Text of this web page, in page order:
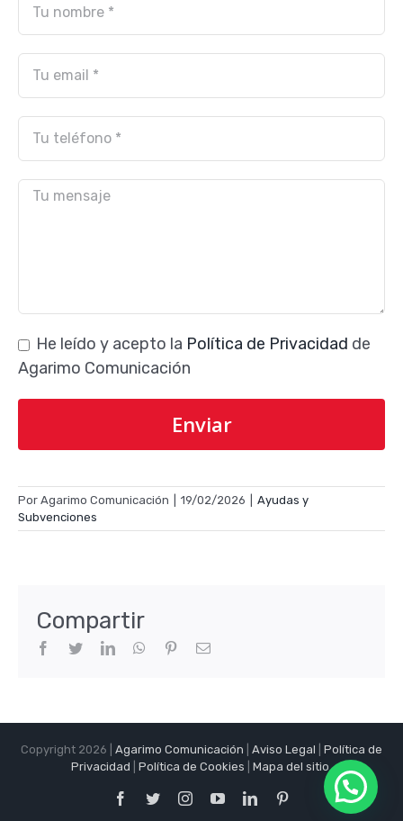
He leído y acepto la Política de Privacidad de
Agarimo Comunicación
Por Agarimo Comunicación 19/02/2026
Ayudas y
Subvenciones
Compartir
Facebook
TwitterLinkedIn
WhatsApp
Pinterest
Correo
Copyright 2026 | Agarimo Comunicación Aviso Legal
Política de
Privacidad
Política de Cookies Mapa del sitio.
Facebook
TwitterInstagramYouTubeLinkedInPinterest